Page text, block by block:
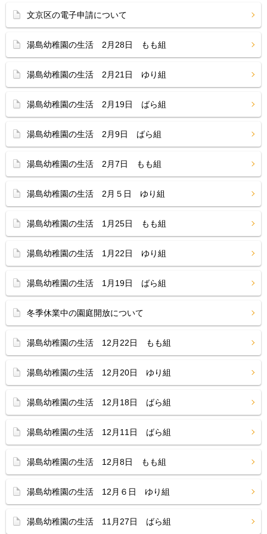
文京区の電子申請について
湯島幼稚園の生活 2月28日 もも組
湯島幼稚園の生活 2月21日 ゆり組
湯島幼稚園の生活 2月19日 ばら組
湯島幼稚園の生活 2月9日 ばら組
湯島幼稚園の生活 2月7日 もも組
湯島幼稚園の生活 2月５日 ゆり組
湯島幼稚園の生活 1月25日 もも組
湯島幼稚園の生活 1月22日 ゆり組
湯島幼稚園の生活 1月19日 ばら組
冬季休業中の園庭開放について
湯島幼稚園の生活 12月22日 もも組
湯島幼稚園の生活 12月20日 ゆり組
湯島幼稚園の生活 12月18日 ばら組
湯島幼稚園の生活 12月11日 ばら組
湯島幼稚園の生活 12月8日 もも組
湯島幼稚園の生活 12月６日 ゆり組
湯島幼稚園の生活 11月27日 ばら組